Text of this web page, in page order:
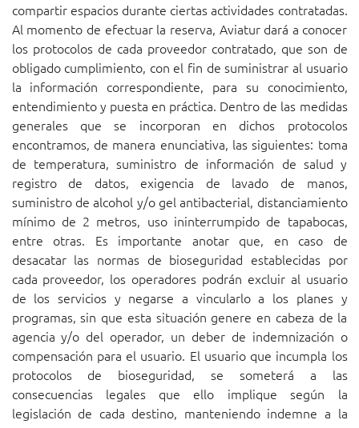
compartir espacios durante ciertas actividades contratadas.
Al momento de efectuar la reserva, Aviatur dará a conocer
los protocolos de cada proveedor contratado, que son de
obligado cumplimiento, con el fin de suministrar al usuario
la información correspondiente, para su conocimiento,
entendimiento y puesta en práctica. Dentro de las medidas
generales que se incorporan en dichos protocolos
encontramos, de manera enunciativa, las siguientes: toma
de temperatura, suministro de información de salud y
registro de datos, exigencia de lavado de manos,
suministro de alcohol y/o gel antibacterial, distanciamiento
mínimo de 2 metros, uso ininterrumpido de tapabocas,
entre otras. Es importante anotar que, en caso de
desacatar las normas de bioseguridad establecidas por
cada proveedor, los operadores podrán excluir al usuario
de los servicios y negarse a vincularlo a los planes y
programas, sin que esta situación genere en cabeza de la
agencia y/o del operador, un deber de indemnización o
compensación para el usuario. El usuario que incumpla los
protocolos de bioseguridad, se someterá a las
consecuencias legales que ello implique según la
legislación de cada destino, manteniendo indemne a la